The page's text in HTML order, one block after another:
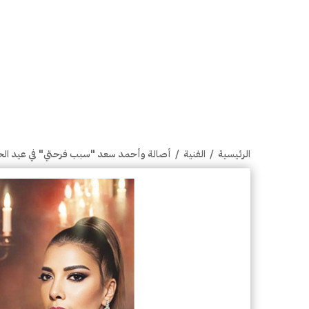
الرئيسية / الفنية / أصالة وأحمد سعد "سبب فرحتي" في عيد